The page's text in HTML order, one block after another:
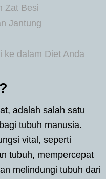
Zat Besi
Jantung
ke dalam Diet Anda
adalah salah satu
tubuh manusia.
vital, seperti
tubuh, mempercepat
melindungi tubuh dari